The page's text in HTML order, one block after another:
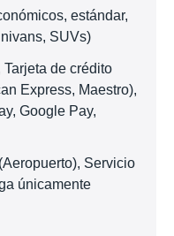
estándar,
SUVs)
de crédito
Express, Maestro),
Google Pay,
Servicio
únicamente